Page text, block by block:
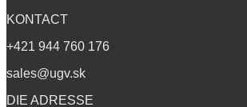
KONTACT
+421 944 760 176
sales@ugv.sk
DIE ADRESSE